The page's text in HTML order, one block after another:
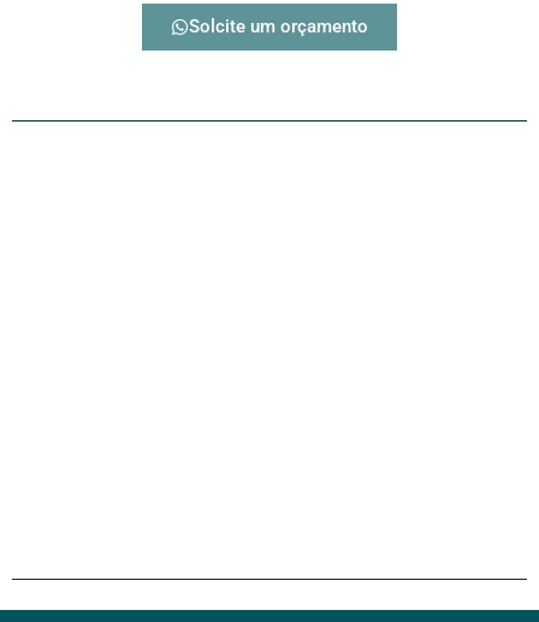
Solcite um orçamento